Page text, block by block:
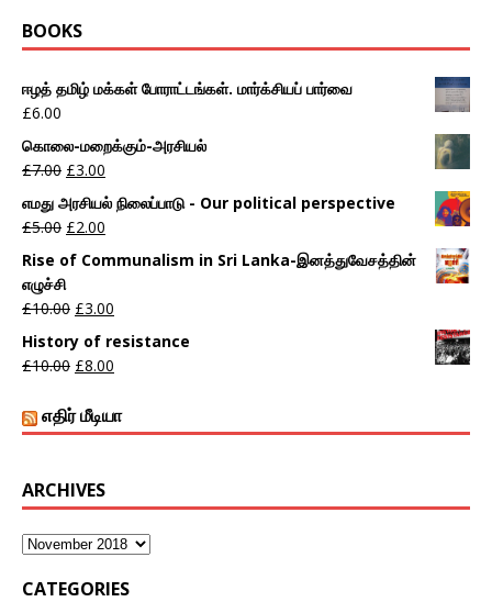
BOOKS
ஈழத் தமிழ் மக்கள் போராட்டங்கள். மார்க்சியப் பார்வை
£6.00
கொலை-மறைக்கும்-அரசியல்
£7.00 £3.00
எமது அரசியல் நிலைப்பாடு - Our political perspective
£5.00 £2.00
Rise of Communalism in Sri Lanka-இனத்துவேசத்தின்
எழுச்சி
£10.00 £3.00
History of resistance
£10.00 £8.00
எதிர் மீடியா
ARCHIVES
CATEGORIES